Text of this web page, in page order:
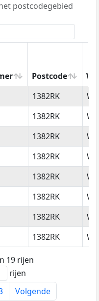
postcodegebied
Postcode
Postcode
1382RK
1382RK
1382RK
1382RK
1382RK
1382RK
1382RK
1382RK
19 rijen
rijen
Volgende